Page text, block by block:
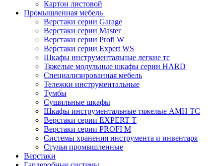
Картон листовой
Промышленная мебель
Верстаки серии Garage
Верстаки серии Master
Верстаки серии Profi W
Верстаки серии Expert WS
Шкафы инструментальные легкие тс
Тяжелые модульные шкафы серии HARD
Cпециализированная мебель
Тележки инструментальные
Тумбы
Cушильные шкафы
Шкафы инструментальные тяжелые AMH TC
Верстаки серии EXPERT T
Верстаки серии PROFI M
Системы хранения инструмента и инвентаря
Стулья промышленные
Верстаки